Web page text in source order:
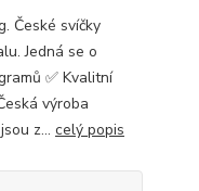
České svíčky
Jedná se o
✅ Kvalitní
výroba
z... celý popis